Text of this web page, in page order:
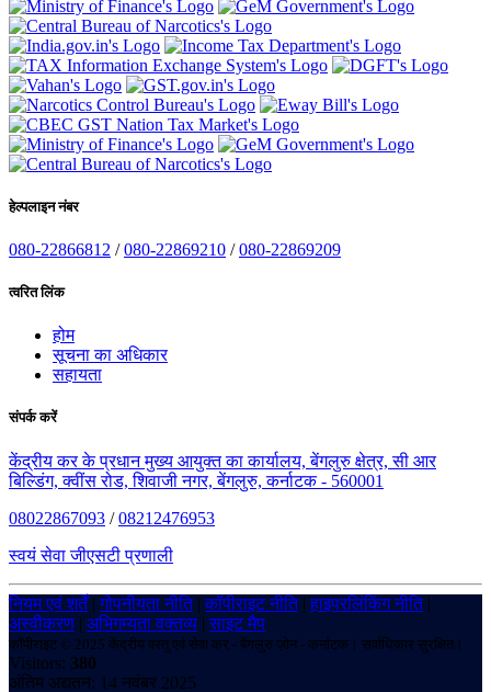
हेल्पलाइन नंबर
080-22866812 /080-22869210 /080-22869209
त्वरित लिंक
होम
सूचना का अधिकार
सहायता
संपर्क करें
केंद्रीय कर के प्रधान मुख्य आयुक्त का कार्यालय, बेंगलुरु क्षेत्र, सी आर
बिल्डिंग, क्वींस रोड, शिवाजी नगर, बेंगलुरु, कर्नाटक - 560001
08022867093 /08212476953
स्वयं सेवा जीएसटी प्रणाली
नियम एवं शर्तें|गोपनीयता नीति|कॉपीराइट नीति|हाइपरलिंकिंग नीति|
अस्वीकरण | अभिगम्यता वक्तव्य |साइट मैप
कॉपीराइट © 2025 केंद्रीय वस्तु एवं सेवा कर - बेंगलुरु ज़ोन - कर्नाटक। सर्वाधिकार सुरक्षित।
Visitors: 380
अंतिम अद्यतन: 14 नवंबर 2025